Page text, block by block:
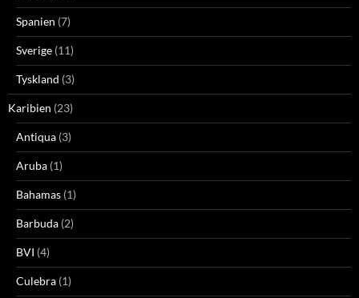
Spanien (7)
Sverige (11)
Tyskland (3)
Karibien (23)
Antiqua (3)
Aruba (1)
Bahamas (1)
Barbuda (2)
BVI (4)
Culebra (1)